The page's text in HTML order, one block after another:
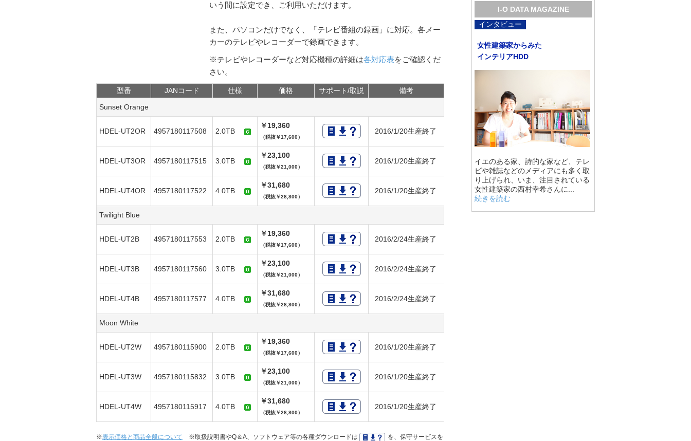
いう間に設定でき、ご利用いただけます。
また、パソコンだけでなく、「テレビ番組の録画」に対応。各メー
カーのテレビやレコーダーで録画できます。
※テレビやレコーダーなど対応機種の詳細は各対応表をご確認くだ
さい。
型番 JANコード 仕様 価格 サポート/取説
備考
Sunset Orange
HDEL-UT2OR 4957180117508 2.0TB
￥19,360
（税抜￥17,600）
2016/1/20生産終了
HDEL-UT3OR 4957180117515 3.0TB
￥23,100
（税抜￥21,000）
2016/1/20生産終了
HDEL-UT4OR 4957180117522 4.0TB
￥31,680
（税抜￥28,800）
2016/1/20生産終了
Twilight Blue
HDEL-UT2B 4957180117553 2.0TB
￥19,360
（税抜￥17,600）
2016/2/24生産終了
HDEL-UT3B 4957180117560 3.0TB
￥23,100
（税抜￥21,000）
2016/2/24生産終了
HDEL-UT4B 4957180117577 4.0TB
￥31,680
（税抜￥28,800）
2016/2/24生産終了
Moon White
HDEL-UT2W 4957180115900 2.0TB
￥19,360
（税抜￥17,600）
2016/1/20生産終了
HDEL-UT3W 4957180115832 3.0TB
￥23,100
（税抜￥21,000）
2016/1/20生産終了
HDEL-UT4W 4957180115917 4.0TB
￥31,680
（税抜￥28,800）
2016/1/20生産終了
※表示価格と商品全般について ※取扱説明書やQ＆A、ソフトウェア等の各種ダウンロードは
を、保守サービスを
I-O DATA MAGAZINE
インタビュー
女性建築家からみた
インテリアHDD
イエのある家、詩的な家など、テレ
ビや雑誌などのメディアにも多く取
り上げられ、いま、注目されている
女性建築家の西村幸希さんに...
続きを読む